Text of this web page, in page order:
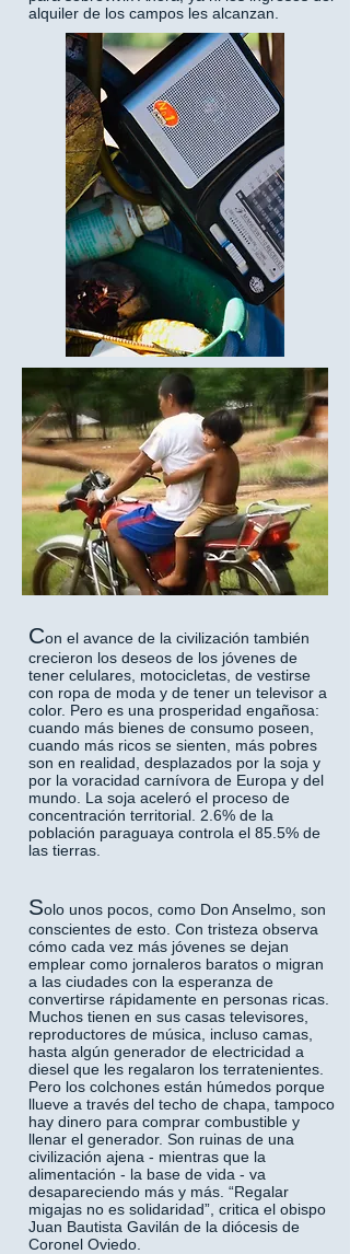
alquiler de los campos les alcanzan.
Con el avance de la civilización también
crecieron los deseos de los jóvenes de
tener celulares, motocicletas, de vestirse
con ropa de moda y de tener un televisor a
color. Pero es una prosperidad engañosa:
cuando más bienes de consumo poseen,
cuando más ricos se sienten, más pobres
son en realidad, desplazados por la soja y
por la voracidad carnívora de Europa y del
mundo. La soja aceleró el proceso de
concentración territorial. 2.6% de la
población paraguaya controla el 85.5% de
las tierras.
Solo unos pocos, como Don Anselmo, son
conscientes de esto. Con tristeza observa
cómo cada vez más jóvenes se dejan
emplear como jornaleros baratos o migran
a las ciudades con la esperanza de
convertirse rápidamente en personas ricas.
Muchos tienen en sus casas televisores,
reproductores de música, incluso camas,
hasta algún generador de electricidad a
diesel que les regalaron los terratenientes.
Pero los colchones están húmedos porque
llueve a través del techo de chapa, tampoco
hay dinero para comprar combustible y
llenar el generador. Son ruinas de una
civilización ajena - mientras que la
alimentación - la base de vida - va
desapareciendo más y más. “Regalar
migajas no es solidaridad”, critica el obispo
Juan Bautista Gavilán de la diócesis de
Coronel Oviedo.